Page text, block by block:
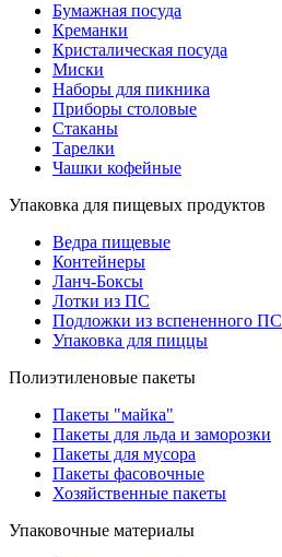
Бумажная посуда
Креманки
Кристалическая посуда
Миски
Наборы для пикника
Приборы столовые
Стаканы
Тарелки
Чашки кофейные
Упаковка для пищевых продуктов
Ведра пищевые
Контейнеры
Ланч-Боксы
Лотки из ПС
Подложки из вспененного ПС
Упаковка для пиццы
Полиэтиленовые пакеты
Пакеты "майка"
Пакеты для льда и заморозки
Пакеты для мусора
Пакеты фасовочные
Хозяйственные пакеты
Упаковочные материалы